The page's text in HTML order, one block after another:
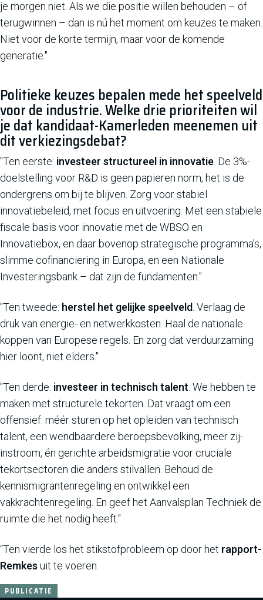
je morgen niet. Als we die positie willen behouden – of
terugwinnen – dan is nú het moment om keuzes te maken.
Niet voor de korte termijn, maar voor de komende
generatie."
Politieke keuzes bepalen mede het speelveld
voor de industrie. Welke drie prioriteiten wil
je dat kandidaat-Kamerleden meenemen uit
dit verkiezingsdebat?
"Ten eerste: investeer structureel in innovatie. De 3%-
doelstelling voor R&D is geen papieren norm, het is de
ondergrens om bij te blijven. Zorg voor stabiel
innovatiebeleid, met focus en uitvoering. Met een stabiele
fiscale basis voor innovatie met de WBSO en
Innovatiebox, en daar bovenop strategische programma's,
slimme cofinanciering in Europa, en een Nationale
Investeringsbank – dat zijn de fundamenten."
"Ten tweede: herstel het gelijke speelveld. Verlaag de
druk van energie- en netwerkkosten. Haal de nationale
koppen van Europese regels. En zorg dat verduurzaming
hier loont, niet elders."
"Ten derde: investeer in technisch talent. We hebben te
maken met structurele tekorten. Dat vraagt om een
offensief: méér sturen op het opleiden van technisch
talent, een wendbaardere beroepsbevolking, meer zij-
instroom, én gerichte arbeidsmigratie voor cruciale
tekortsectoren die anders stilvallen. Behoud de
kennismigrantenregeling en ontwikkel een
vakkrachtenregeling. En geef het Aanvalsplan Techniek de
ruimte die het nodig heeft."
“Ten vierde los het stikstofprobleem op door het rapport-
Remkesuit te voeren.
PUBLICATIE